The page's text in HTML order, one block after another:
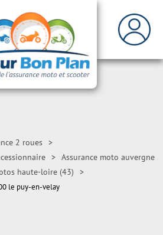
2 roues >
> Assurance moto auvergne
haute-loire (43) >
le puy-en-velay